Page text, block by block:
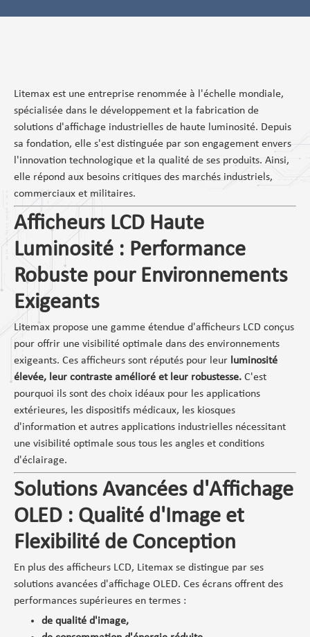
Litemax est une entreprise renommée à l'échelle mondiale,
spécialisée dans le développement et la fabrication de
solutions d'affichage industrielles de haute luminosité. Depuis
sa fondation, elle s'est distinguée par son engagement envers
l'innovation technologique et la qualité de ses produits. Ainsi,
elle répond aux besoins critiques des marchés industriels,
commerciaux et militaires.
Afficheurs LCD Haute
Luminosité : Performance
Robuste pour Environnements
Exigeants
Litemax propose une gamme étendue d'afficheurs LCD conçus
pour offrir une visibilité optimale dans des environnements
exigeants. Ces afficheurs sont réputés pour leur luminosité
élevée, leur contraste amélioré et leur robustesse. C'est
pourquoi ils sont des choix idéaux pour les applications
extérieures, les dispositifs médicaux, les kiosques
d'information et autres applications industrielles nécessitant
une visibilité optimale sous tous les angles et conditions
d'éclairage.
Solutions Avancées d'Affichage
OLED : Qualité d'Image et
Flexibilité de Conception
En plus des afficheurs LCD, Litemax se distingue par ses
solutions avancées d'affichage OLED. Ces écrans offrent des
performances supérieures en termes :
de qualité d'image,